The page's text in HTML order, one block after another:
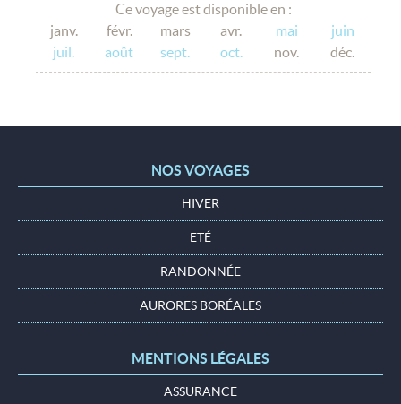
Ce voyage est disponible en :
janv.
févr. mars avr. mai
juin
juil.
août sept. oct. nov. déc.
NOS VOYAGES
HIVER
ETÉ
RANDONNÉE
AURORES BORÉALES
MENTIONS LÉGALES
ASSURANCE